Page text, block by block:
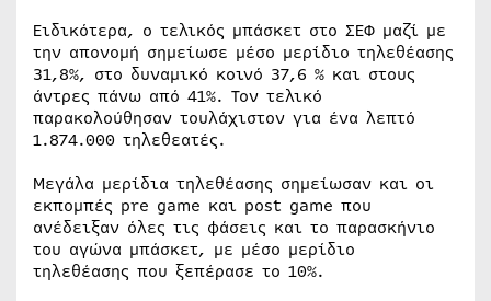
Ειδικότερα, ο τελικός μπάσκετ στο ΣΕΦ μαζί με
την απονομή σημείωσε μέσο μερίδιο τηλεθέασης
31,8%, στο δυναμικό κοινό 37,6 % και στους
άντρες πάνω από 41%. Τον τελικό
παρακολούθησαν τουλάχιστον για ένα λεπτό
1.874.000 τηλεθεατές.
Μεγάλα μερίδια τηλεθέασης σημείωσαν και οι
εκπομπές pre game και post game που
ανέδειξαν όλες τις φάσεις και το παρασκήνιο
του αγώνα μπάσκετ, με μέσο μερίδιο
τηλεθέασης που ξεπέρασε το 10%.